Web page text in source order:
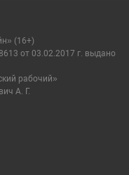
(16+)
от 03.02.2017 г. выдано
рабочий»
А. Г.